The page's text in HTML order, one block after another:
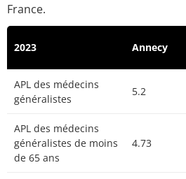
France.
2023 Annecy
APL des médecins
généralistes
5.2
APL des médecins
généralistes de moins
de 65 ans
4.73